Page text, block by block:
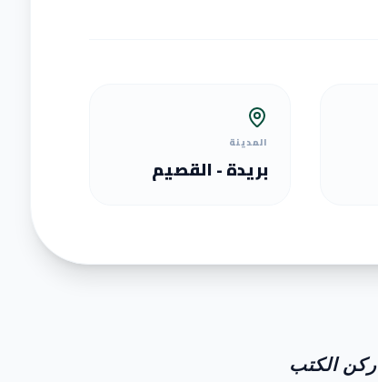
المدينة
بريدة - القصيم
ركن الكتب